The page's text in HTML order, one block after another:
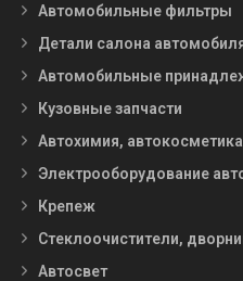
Автомобильные фильтры
Детали салона
Автомобильные
Кузовные запчасти
Автохимия,
Электрооборудование
Крепеж
Стеклоочистители,
Автосвет